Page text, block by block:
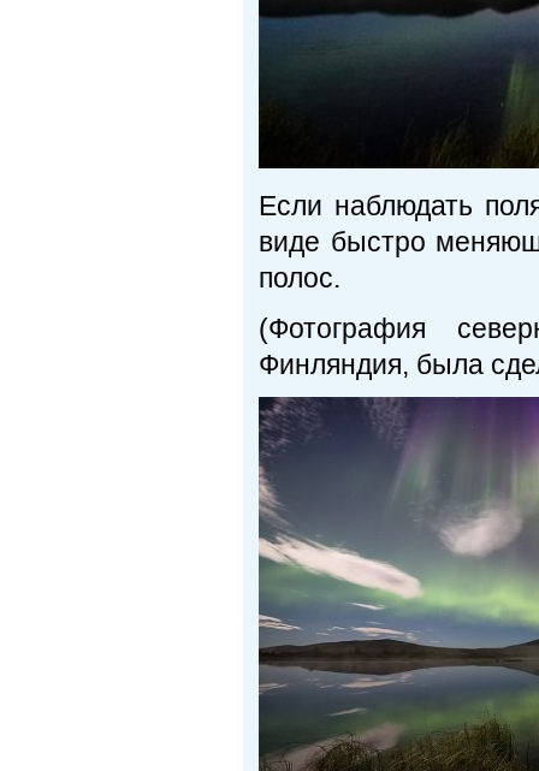
Если наблюдать
виде быстро
полос.
(Фотография
Финляндия, была